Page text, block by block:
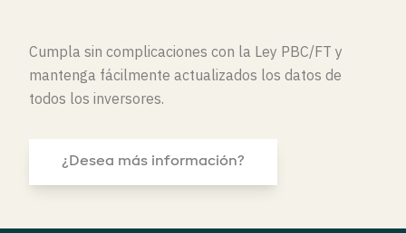
Cumpla sin complicaciones con la Ley PBC/FT y
mantenga fácilmente actualizados los datos de
todos los inversores.
¿Desea más información?